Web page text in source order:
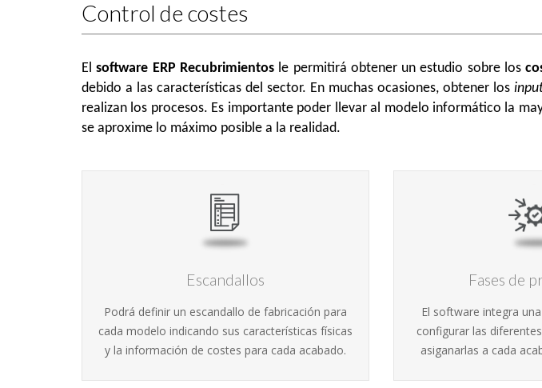
Control de costes
Elsoftware ERP Recubrimientosle permitirá obtener un estudio sobre los
debido a las características del sector. En muchas ocasiones, obtener los
realizan los procesos. Es importante poder llevar al modelo informático la
se aproxime lo máximo posible a la realidad.
Escandallos
Podrá definir un escandallo de fabricación para
cada modelo indicando sus características físicas
y la información de costes para cada acabado.
Fases de
El software integra
configurar las
asiganarlas a cada